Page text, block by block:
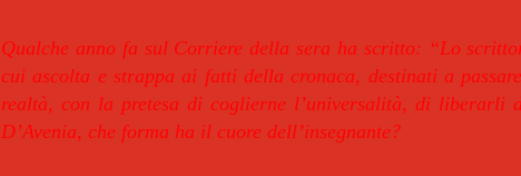
Qualche anno fa sul Corriere della sera ha scritto: “Lo
cui ascolta e strappa ai fatti della cronaca, destinati a
realtà, con la pretesa di coglierne l’universalità, di liberarli
D’Avenia, che forma ha il cuore dell’insegnante?